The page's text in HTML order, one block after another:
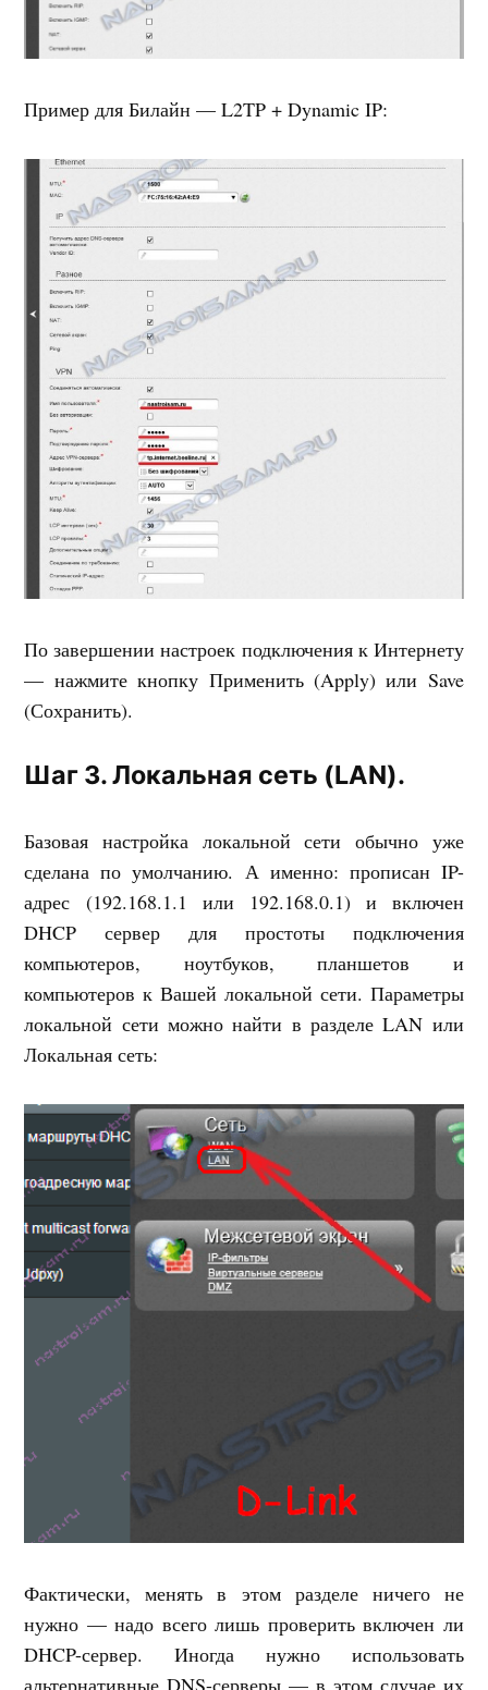
Пример для Билайн — L2TP + Dynamic IP:
По завершении настроек подключения к Интернету
— нажмите кнопку Применить (Apply) или Save
(Сохранить).
Шаг 3. Локальная сеть (LAN).
Базовая настройка локальной сети обычно уже
сделана по умолчанию. А именно: прописан IP-
адрес (192.168.1.1 или 192.168.0.1) и включен
DHCP сервер для простоты подключения
компьютеров, ноутбуков, планшетов и
компьютеров к Вашей локальной сети. Параметры
локальной сети можно найти в разделе LAN или
Локальная сеть:
Фактически, менять в этом разделе ничего не
нужно — надо всего лишь проверить включен ли
DHCP-сервер. Иногда нужно использовать
альтернативные DNS-серверы — в этом случае их